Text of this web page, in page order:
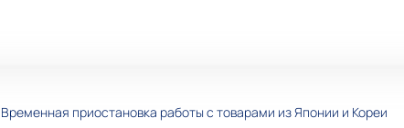
Временная приостановка работы с товарами из Японии и Кореи